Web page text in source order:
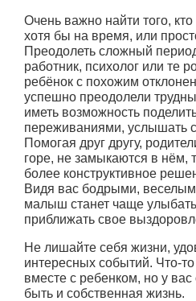
Очень важно найти того,
хотя бы на время, или
Преодолеть сложный
работник, психолог или те
ребёнок с похожим
успешно преодолели
иметь возможность
переживаниями, услышать
Помогая друг другу,
горе, не замыкаются в нём,
более конструктивное
Видя вас бодрыми,
малыш станет чаще
приближать свое
Не лишайте себя жизни,
интересных событий. Что-
вместе с ребенком, но у
быть и собственная жизнь.